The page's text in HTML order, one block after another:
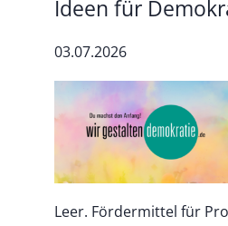
Ideen für
03.07.2026
Leer. Fördermittel für